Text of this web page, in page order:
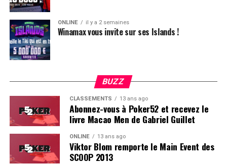
ONLINE il y a 2 semaines
Winamax vous invite sur ses Islands !
BUZZ
CLASSEMENTS 13 ans ago
Abonnez-vous à Poker52 et recevez le
livre Macao Men de Gabriel Guillet
ONLINE 13 ans ago
Viktor Blom remporte le Main Event des
SCOOP 2013